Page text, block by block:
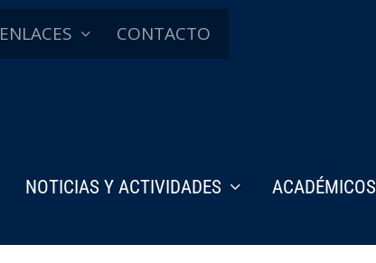
ENLACES CONTACTO
NOTICIAS Y ACTIVIDADES ACADÉMICOS